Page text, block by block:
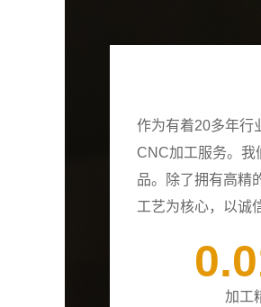
作为有着20多年行
CNC加工服务。我
品。除了拥有高精
工艺为核心，以诚
加工